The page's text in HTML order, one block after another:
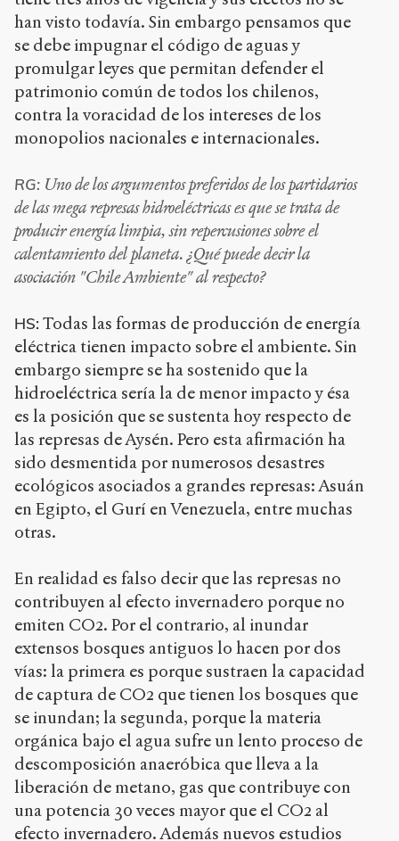
han visto todavía. Sin embargo pensamos que
se debe impugnar el código de aguas y
promulgar leyes que permitan defender el
patrimonio común de todos los chilenos,
contra la voracidad de los intereses de los
monopolios nacionales e internacionales.
RG: Uno de los argumentos preferidos de los partidarios
de las mega represas hidroeléctricas es que se trata de
producir energía limpia, sin repercusiones sobre el
calentamiento del planeta. ¿Qué puede decir la
asociación "Chile Ambiente" al respecto?
HS: Todas las formas de producción de energía
eléctrica tienen impacto sobre el ambiente. Sin
embargo siempre se ha sostenido que la
hidroeléctrica sería la de menor impacto y ésa
es la posición que se sustenta hoy respecto de
las represas de Aysén. Pero esta afirmación ha
sido desmentida por numerosos desastres
ecológicos asociados a grandes represas: Asuán
en Egipto, el Gurí en Venezuela, entre muchas
otras.
En realidad es falso decir que las represas no
contribuyen al efecto invernadero porque no
emiten CO2. Por el contrario, al inundar
extensos bosques antiguos lo hacen por dos
vías: la primera es porque sustraen la capacidad
de captura de CO2 que tienen los bosques que
se inundan; la segunda, porque la materia
orgánica bajo el agua sufre un lento proceso de
descomposición anaeróbica que lleva a la
liberación de metano, gas que contribuye con
una potencia 30 veces mayor que el CO2 al
efecto invernadero. Además nuevos estudios